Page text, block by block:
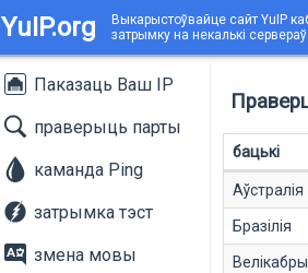
YuIP.org
Выкарыстоўвайце сайт YuIP
затрымку на некалькі
Паказаць Ваш IP
праверыць парты
каманда Ping
затрымка тэст
змена мовы
бацькі
Аўстралія
Бразілія